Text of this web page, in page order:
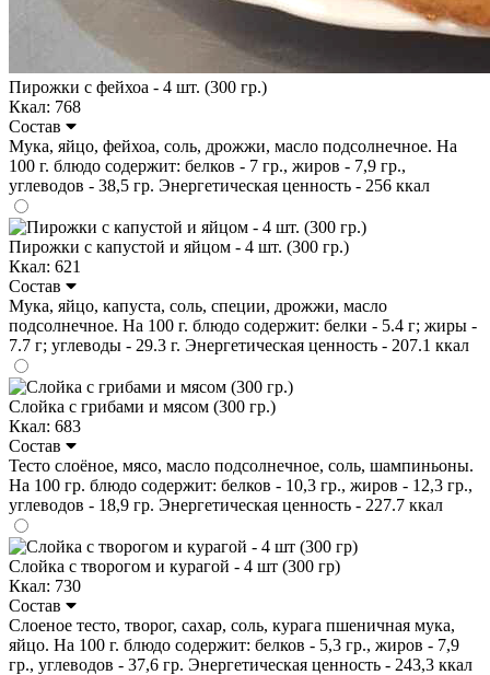
Пирожки с фейхоа - 4 шт. (300 гр.)
Ккал: 768
Состав
Мука, яйцо, фейхоа, соль, дрожжи, масло подсолнечное. На
100 г. блюдо содержит: белков - 7 гр., жиров - 7,9 гр.,
углеводов - 38,5 гр. Энергетическая ценность - 256 ккал
Пирожки с капустой и яйцом - 4 шт. (300 гр.)
Ккал: 621
Состав
Мука, яйцо, капуста, соль, специи, дрожжи, масло
подсолнечное. На 100 г. блюдо содержит: белки - 5.4 г; жиры -
7.7 г; углеводы - 29.3 г. Энергетическая ценность - 207.1 ккал
Слойка с грибами и мясом (300 гр.)
Ккал: 683
Состав
Тесто слоёное, мясо, масло подсолнечное, соль, шампиньоны.
На 100 гр. блюдо содержит: белков - 10,3 гр., жиров - 12,3 гр.,
углеводов - 18,9 гр. Энергетическая ценность - 227.7 ккал
Слойка с творогом и курагой - 4 шт (300 гр)
Ккал: 730
Состав
Слоеное тесто, творог, сахар, соль, курага пшеничная мука,
яйцо. На 100 г. блюдо содержит: белков - 5,3 гр., жиров - 7,9
гр., углеводов - 37,6 гр. Энергетическая ценность - 243,3 ккал